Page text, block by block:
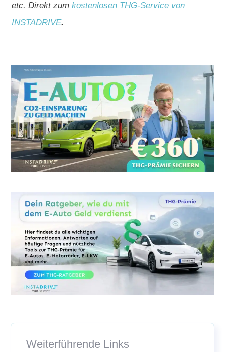
etc. Direkt zum kostenlosen THG-Service von
INSTADRIVE.
Weiterführende Links